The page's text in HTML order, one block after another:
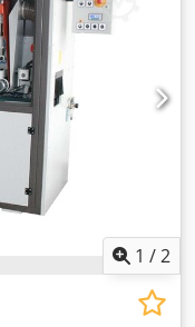
۲٬۰۷۰ میلی‌متر
,
مستندات / راهنما, نشان CE,
1 /2